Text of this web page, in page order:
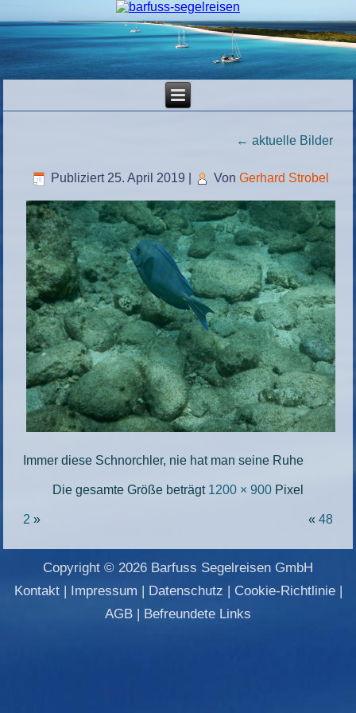
← aktuelle Bilder
Publiziert 25. April 2019 Von Gerhard Strobel
Immer diese Schnorchler, nie hat man seine Ruhe
Die gesamte Größe beträgt 1200 × 900 Pixel
2 » « 48
Copyright © 2026 Barfuss Segelreisen GmbH
Kontakt| Impressum Datenschutz Cookie-Richtlinie|
AGB
Befreundete Links